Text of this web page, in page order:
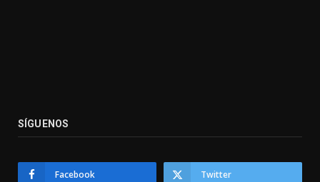
SÍGUENOS
Facebook Twitter